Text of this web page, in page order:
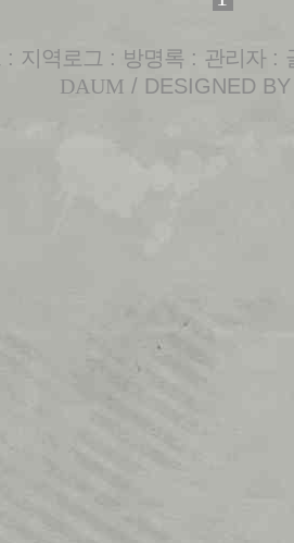
: 지역로그 : 방명록 : 관리자 :
DAUM / DESIGNED